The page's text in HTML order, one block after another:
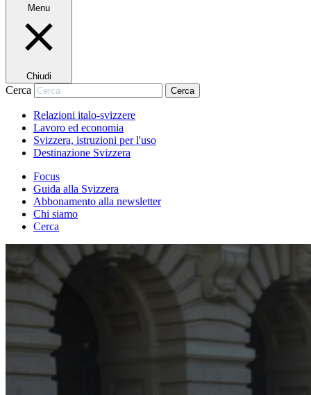
Menu
Chiudi
Cerca Cerca
Relazioni italo-svizzere
Lavoro ed economia
Svizzera, istruzioni per l'uso
Destinazione Svizzera
Focus
Guida alla Svizzera
Abbonamento alla newsletter
Chi siamo
Cerca